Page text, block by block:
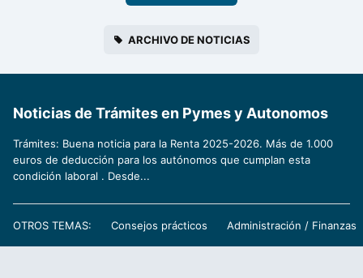
ARCHIVO DE NOTICIAS
Noticias de Trámites en Pymes y Autonomos
Trámites: Buena noticia para la Renta 2025-2026. Más de 1.000
euros de deducción para los autónomos que cumplan esta
condición laboral . Desde...
OTROS TEMAS: Consejos prácticos Administración / Finanzas